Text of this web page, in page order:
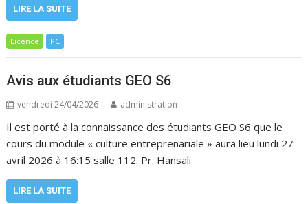
LIRE LA SUITE
Licence PC
Avis aux étudiants GEO S6
vendredi 24/04/2026 administration
Il est porté à la connaissance des étudiants GEO S6 que le
cours du module « culture entreprenariale » aura lieu lundi 27
avril 2026 à 16:15 salle 112. Pr. Hansali
LIRE LA SUITE